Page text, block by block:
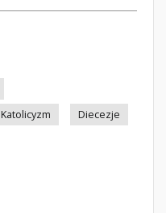
Katolicyzm Diecezje